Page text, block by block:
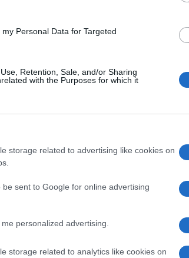
Personal Data for Targeted
Retention, Sale, and/or Sharing
with the Purposes for which it
storage related to advertising like cookies on
sent to Google for online advertising
personalized advertising.
storage related to analytics like cookies on
Σπυριδωνίδη
– Ο
που έκρυβε τον
κρατήσω άφθαρτο”
από την τεράστια